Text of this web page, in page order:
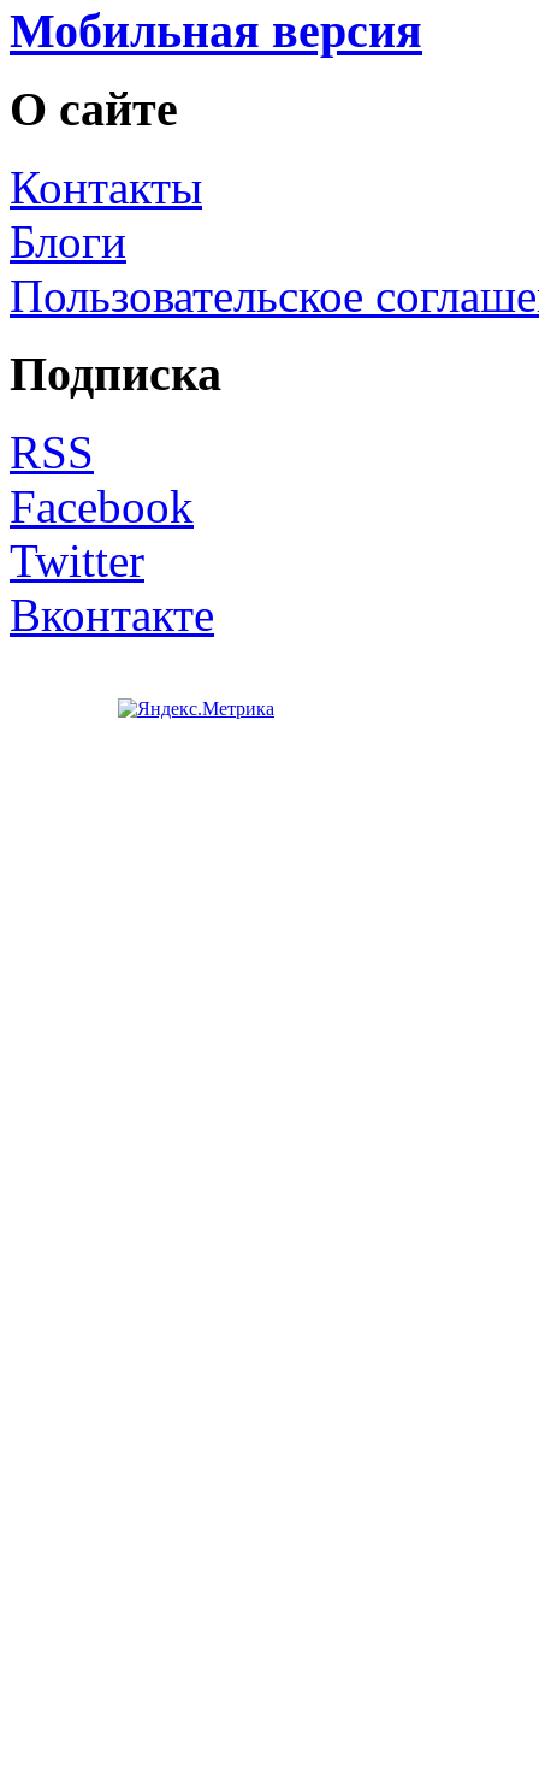
Мобильная версия
О сайте
Контакты
Блоги
Пользовательское
Подписка
RSS
Facebook
Twitter
Вконтакте